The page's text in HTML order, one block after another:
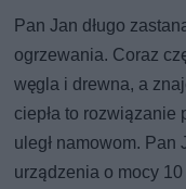
Pan Jan długo
ogrzewania. Coraz
węgla i drewna, a
ciepła to rozwiązanie
uległ namowom. Pan
urządzenia o mocy